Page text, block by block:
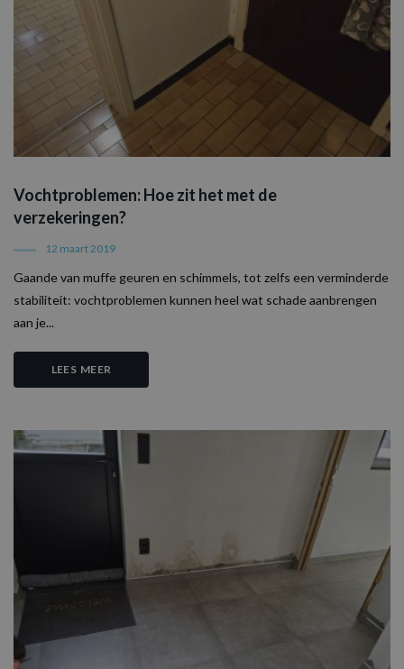
Vochtproblemen: Hoe zit het met de
verzekeringen?
12 maart 2019
Gaande van muffe geuren en schimmels, tot zelfs een verminderde
stabiliteit: vochtproblemen kunnen heel wat schade aanbrengen
aan je...
LEES MEER